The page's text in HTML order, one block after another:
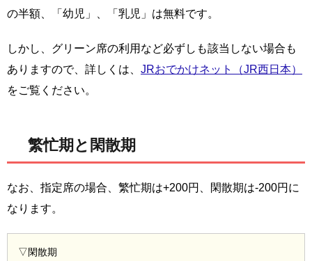
の半額、「幼児」、「乳児」は無料です。
しかし、グリーン席の利用など必ずしも該当しない場合も
ありますので、詳しくは、 JRおでかけネット（JR西日本）
をご覧ください。
繁忙期と閑散期
なお、指定席の場合、繁忙期は+200円、閑散期は-200円に
なります。
▽閑散期